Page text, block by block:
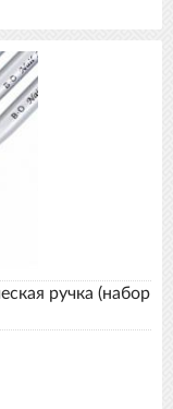
ручка (набор